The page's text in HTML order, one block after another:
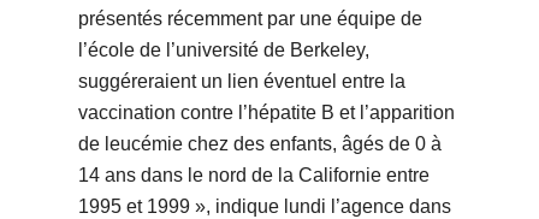
présentés récemment par une équipe de
l’école de l’université de Berkeley,
suggéreraient un lien éventuel entre la
vaccination contre l’hépatite B et l’apparition
de leucémie chez des enfants, âgés de 0 à
14 ans dans le nord de la Californie entre
1995 et 1999 », indique lundi l’agence dans